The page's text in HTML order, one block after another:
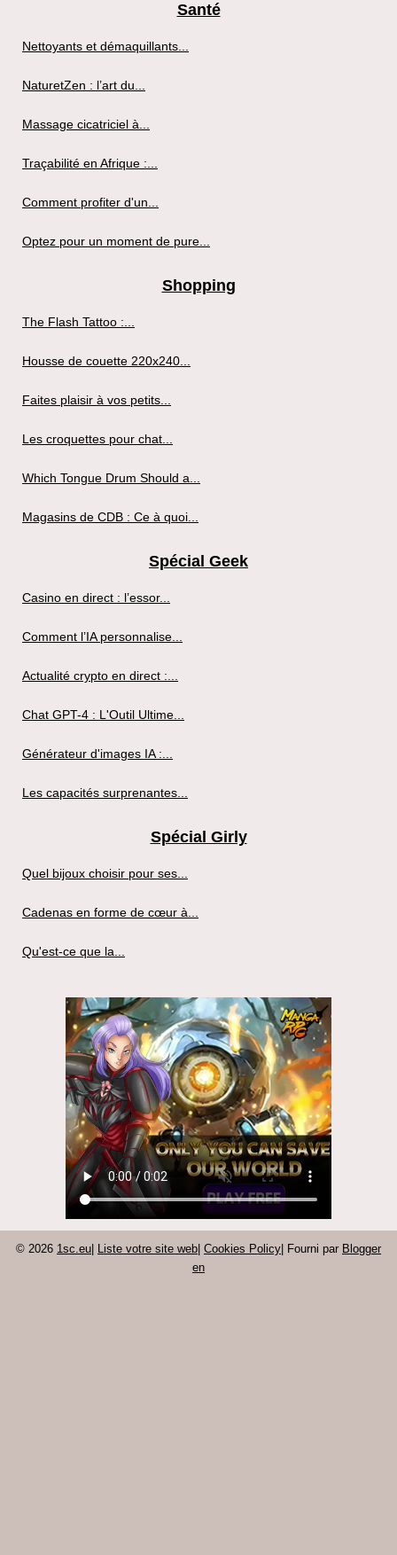
Santé
Nettoyants et démaquillants...
NaturetZen : l’art du...
Massage cicatriciel à...
Traçabilité en Afrique :...
Comment profiter d'un...
Optez pour un moment de pure...
Shopping
The Flash Tattoo :...
Housse de couette 220x240...
Faites plaisir à vos petits...
Les croquettes pour chat...
Which Tongue Drum Should a...
Magasins de CDB : Ce à quoi...
Spécial Geek
Casino en direct : l’essor...
Comment l’IA personnalise...
Actualité crypto en direct :...
Chat GPT-4 : L'Outil Ultime...
Générateur d'images IA :...
Les capacités surprenantes...
Spécial Girly
Quel bijoux choisir pour ses...
Cadenas en forme de cœur à...
Qu'est-ce que la...
© 2026 1sc.eu Liste votre site web Cookies Policy | Fourni par Blogger
en